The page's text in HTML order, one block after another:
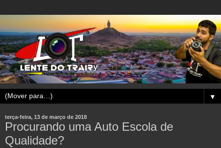
▼
terça-feira, 13 de março de 2018
Procurando uma Auto Escola de
Qualidade?